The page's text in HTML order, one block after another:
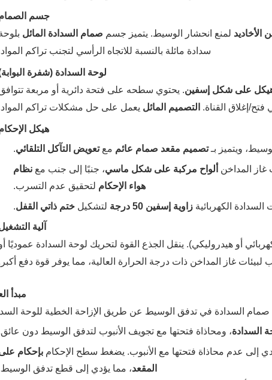
جسم
الأخاديد ‌ لمنع انحشار الوسيط. يتميز جسم ‌ صمام السدادة المائل
سدادة مائلة بالنسبة للاتجاه الرأسي لتجنب تراكم
لوحة السدادة (شفرة
هيكل على شكل إسفين‌. يحتوي سطحه على فتحة دائرية أو مربعة
إغلاق القناة.
التصميم المائل يعمل على حل مشكلات تراكم
هيكل
ويتميز بـ تصميم مقعد صمام عائم ‌ مع ‌تعويض التآكل التلقائي‌.
المداخن ألواح مركبة على شكل ماسي‌، جنبًا إلى جنب مع ‌ نظام
هواء الإحكام ‌ لتحقيق عدم التسرب.
الكهربائية زاوية إسفين 50 درجة ‌ لتشكيل ‌ ختم ذاتي القفل‌.
آلية
أو هيدروليكي). ينقل الجذع القوة لتحريك لوحة السدادة عموديًا
لبيئات غاز المداخن ذات درجة الحرارة العالية، مما يوفر قوة دفع
مبدأ
صمام السدادة في تدفق الوسيط عن طريق الإزاحة الخطية للوحة
السدادة‌، ومحاذاة فتحتها مع تجويف الأنبوب لتدفق الوسيط دون
إلى عدم محاذاة فتحتها مع الأنبوب. يضغط سطح الإحكام بإحكام
المقعد‌، مما يؤدي إلى قطع تدفق